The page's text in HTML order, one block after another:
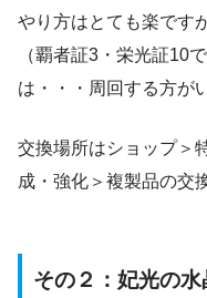
やり方はとても楽です
（覇者証3・栄光証10
は・・・周回する方が
交換場所はショップ＞
成・強化＞複製品の交
その２：妃光の